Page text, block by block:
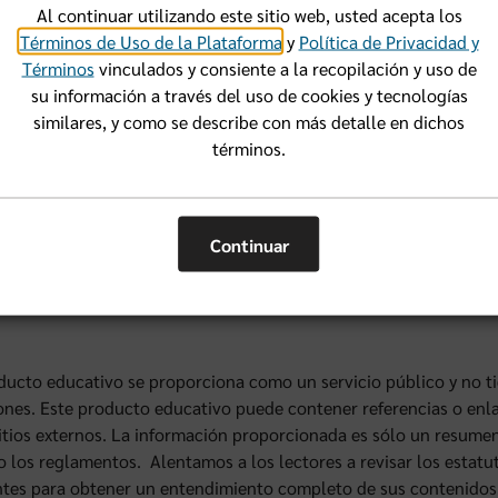
debe hacer un miembro si quieren que una aplicación pare
sucede si mi cobertura anterior era con Florida Blue o una
registros se transferirán automáticamente a mi aplicación
cuándo podré solicitar mi historia clínica?
educativo se proporciona como un servicio público y no
Este producto educativo puede contener referencias o
externos. La información proporcionada es sólo un
los reglamentos. Alentamos a los lectores a revisar los
para obtener un entendimiento completo de sus
Al continuar utilizando este sitio web, usted acepta los
Términos de Uso de la Plataforma y Política de Privacidad y
Términos vinculados y consiente a la recopilación y uso de
su información a través del uso de cookies y tecnologías
similares, y como se describe con más detalle en dichos
términos.
Continuar